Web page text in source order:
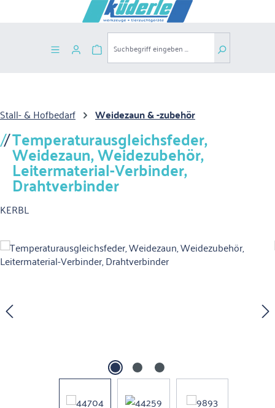
Zum Hauptinhalt springen
Warenkorb enthält 0 Positionen. Der
Stall- & Hofbedarf Weidezaun & -zubehör
Temperaturausgleichsfeder,
Weidezaun, Weidezubehör,
Leitermaterial-Verbinder,
Drahtverbinder
KERBL
Bildergalerie überspringen